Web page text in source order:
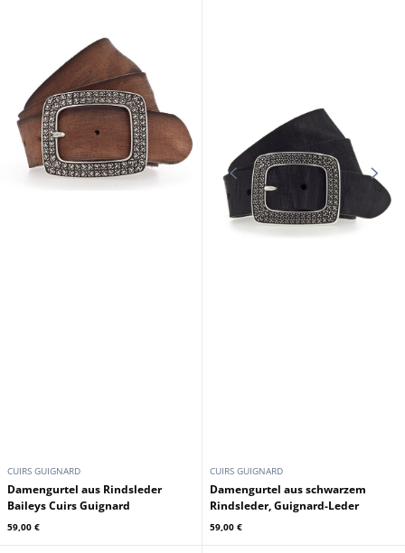
CUIRS GUIGNARD
Damengurtel aus Rindsleder
Baileys Cuirs Guignard
59,00 €
CUIRS GUIGNARD
Damengurtel aus schwarzem
Rindsleder, Guignard-Leder
59,00 €